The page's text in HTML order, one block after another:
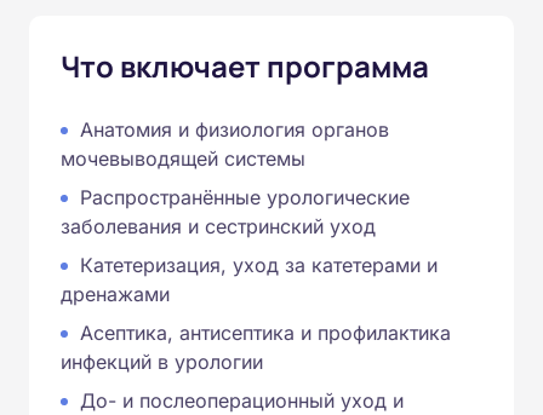
Что включает программа
Анатомия и физиология органов
мочевыводящей системы
Распространённые урологические
заболевания и сестринский уход
Катетеризация, уход за катетерами и
дренажами
Асептика, антисептика и профилактика
инфекций в урологии
До- и послеоперационный уход и